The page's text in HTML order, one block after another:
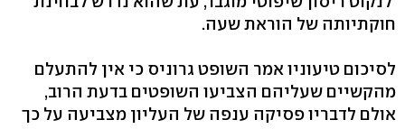
חוקתיותה של הוראת שעה.
לסיכום טיעוניו אמר השופט גרוניס כי אין להתעלם
מהקשיים שעליהם הצביעו השופטים בדעת הרוב,
אולם לדבריו פסיקה ענפה של העליון מצביעה על כך